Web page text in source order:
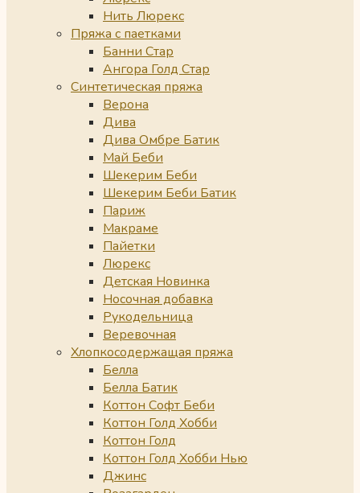
Нить Люрекс
Пряжа с паетками
Банни Стар
Ангора Голд Стар
Синтетическая пряжа
Верона
Дива
Дива Омбре Батик
Май Беби
Шекерим Беби
Шекерим Беби Батик
Париж
Макраме
Пайетки
Люрекс
Детская Новинка
Носочная добавка
Рукодельница
Веревочная
Хлопкосодержащая пряжа
Белла
Белла Батик
Коттон Софт Беби
Коттон Голд Хобби
Коттон Голд
Коттон Голд Хобби Нью
Джинс